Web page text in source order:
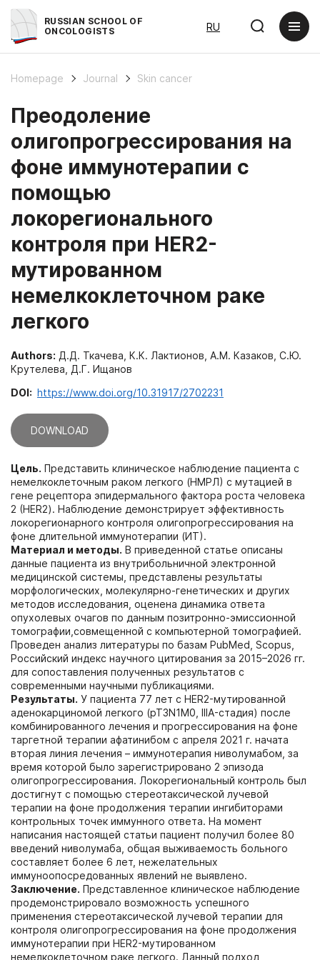
RUSSIAN SCHOOL OF
ONCOLOGISTS
RU
Homepage Journal Skin cancer
Преодоление
олигопрогрессирования на
фоне иммунотерапии с
помощью
локорегионального
контроля при HER2-
мутированном
немелкоклеточном раке
легкого
Authors: Д.Д. Ткачева, К.К. Лактионов, А.М. Казаков, С.Ю.
Крутелева, Д.Г. Ищанов
DOI: https://www.doi.org/10.31917/2702231
DOWNLOAD
Цель. Представить клиническое наблюдение пациента с
немелкоклеточным раком легкого (НМРЛ) с мутацией в
гене рецептора эпидермального фактора роста человека
2 (HER2). Наблюдение демонстрирует эффективность
локорегионарного контроля олигопрогрессирования на
фоне длительной иммунотерапии (ИТ).
Материал и методы. В приведенной статье описаны
данные пациента из внутрибольничной электронной
медицинской системы, представлены результаты
морфологических, молекулярно-генетических и других
методов исследования, оценена динамика ответа
опухолевых очагов по данным позитронно-эмиссионной
томографии,совмещенной с компьютерной томографией.
Проведен анализ литературы по базам PubMed, Scopus,
Российский индекс научного цитирования за 2015–2026 гг.
для сопоставления полученных результатов с
современными научными публикациями.
Результаты. У пациента 77 лет с HER2-мутированной
аденокарциномой легкого (pT3N1M0, IIIA-стадия) после
комбинированного лечения и прогрессирования на фоне
таргетной терапии афатинибом с апреля 2021 г. начата
вторая линия лечения – иммунотерапия ниволумабом, за
время которой было зарегистрировано 2 эпизода
олигопрогрессирования. Локорегиональный контроль был
достигнут с помощью стереотаксической лучевой
терапии на фоне продолжения терапии ингибиторами
контрольных точек иммунного ответа. На момент
написания настоящей статьи пациент получил более 80
введений ниволумаба, общая выживаемость больного
составляет более 6 лет, нежелательных
иммуноопосредованных явлений не выявлено.
Заключение. Представленное клиническое наблюдение
продемонстрировало возможность успешного
применения стереотаксической лучевой терапии для
контроля олигопрогрессирования на фоне продолжения
иммунотерапии при HER2-мутированном
немелкоклеточном раке легкого. Данный подход